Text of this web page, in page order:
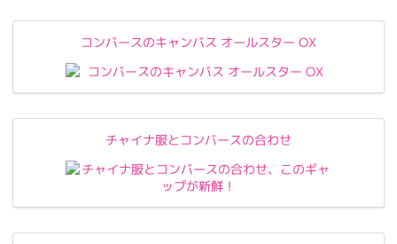
コンバースのキャンバス オールスター OX
チャイナ服とコンバースの合わせ